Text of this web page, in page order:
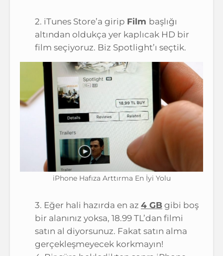
2. iTunes Store’a girip Film başlığı
altından oldukça yer kaplıcak HD bir
film seçiyoruz. Biz Spotlight’ı seçtik.
iPhone Hafıza Arttırma En İyi Yolu
3. Eğer hali hazırda en az 4 GB gibi boş
bir alanınız yoksa, 18.99 TL’dan filmi
satın al diyorsunuz. Fakat satın alma
gerçekleşmeyecek korkmayın!